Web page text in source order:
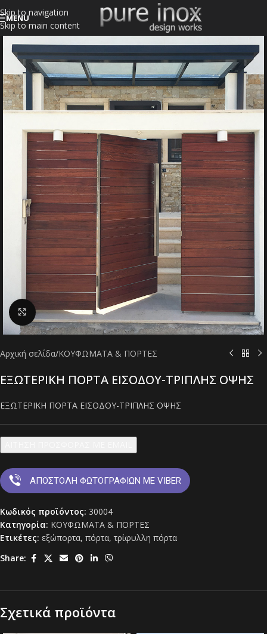
Skip to navigation
Skip to main content
MENU
Click to enlarge
Αρχική σελίδα/ΚΟΥΦΩΜΑΤΑ & ΠΟΡΤΕΣ
ΕΞΩΤΕΡΙΚΗ ΠΟΡΤΑ ΕΙΣΟΔΟΥ-ΤΡΙΠΛΗΣ ΟΨΗΣ
ΕΞΩΤΕΡΙΚΗ ΠΟΡΤΑ ΕΙΣΟΔΟΥ-ΤΡΙΠΛΗΣ ΟΨΗΣ
ΑΠΟΣΤΟΛΗ ΦΩΤΟΓΡΑΦΙΩΝ ΜΕ VIBER
Κωδικός προϊόντος: 30004
Κατηγορία: ΚΟΥΦΩΜΑΤΑ & ΠΟΡΤΕΣ
Ετικέτες: εξώπορτα, πόρτα, τρίφυλλη πόρτα
Share:
Σχετικά προϊόντα